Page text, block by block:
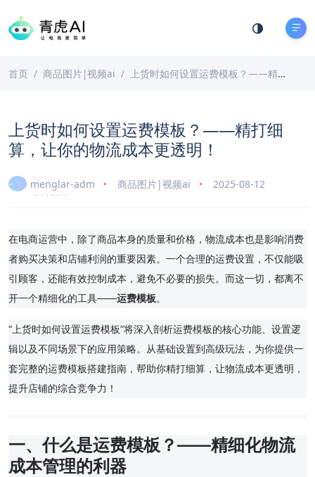
首页 商品图片|视频ai 上货时如何设置运费模板？——精打细算，让你的物流成本更透明！
上货时如何设置运费模板？——精打细
算，让你的物流成本更透明！
menglar-adm 商品图片|视频ai
2025-08-12
8 分钟阅读
在电商运营中，除了商品本身的质量和价格，物流成本也是影响消费
者购买决策和店铺利润的重要因素。一个合理的运费设置，不仅能吸
引顾客，还能有效控制成本，避免不必要的损失。而这一切，都离不
开一个精细化的工具——运费模板。
“上货时如何设置运费模板”将深入剖析运费模板的核心功能、设置逻
辑以及不同场景下的应用策略。从基础设置到高级玩法，为你提供一
套完整的运费模板搭建指南，帮助你精打细算，让物流成本更透明，
提升店铺的综合竞争力！
一、什么是运费模板？——精细化物流
成本管理的利器